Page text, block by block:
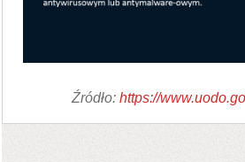
Źródło: https://